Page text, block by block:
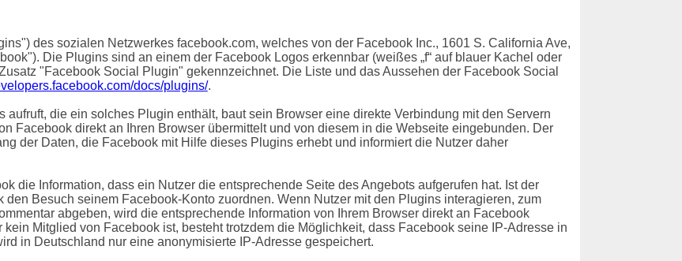
des sozialen Netzwerkes facebook.com, welches von der Facebook Inc., 1601 S. California Ave,
Die Plugins sind an einem der Facebook Logos erkennbar (weißes „f“ auf blauer Kachel oder
"Facebook Social Plugin" gekennzeichnet. Die Liste und das Aussehen der Facebook Social
docs/plugins/.
die ein solches Plugin enthält, baut sein Browser eine direkte Verbindung mit den Servern
Facebook direkt an Ihren Browser übermittelt und von diesem in die Webseite eingebunden. Der
der Daten, die Facebook mit Hilfe dieses Plugins erhebt und informiert die Nutzer daher
die Information, dass ein Nutzer die entsprechende Seite des Angebots aufgerufen hat. Ist der
Besuch seinem Facebook-Konto zuordnen. Wenn Nutzer mit den Plugins interagieren, zum
abgeben, wird die entsprechende Information von Ihrem Browser direkt an Facebook
Mitglied von Facebook ist, besteht trotzdem die Möglichkeit, dass Facebook seine IP-Adresse in
in Deutschland nur eine anonymisierte IP-Adresse gespeichert.